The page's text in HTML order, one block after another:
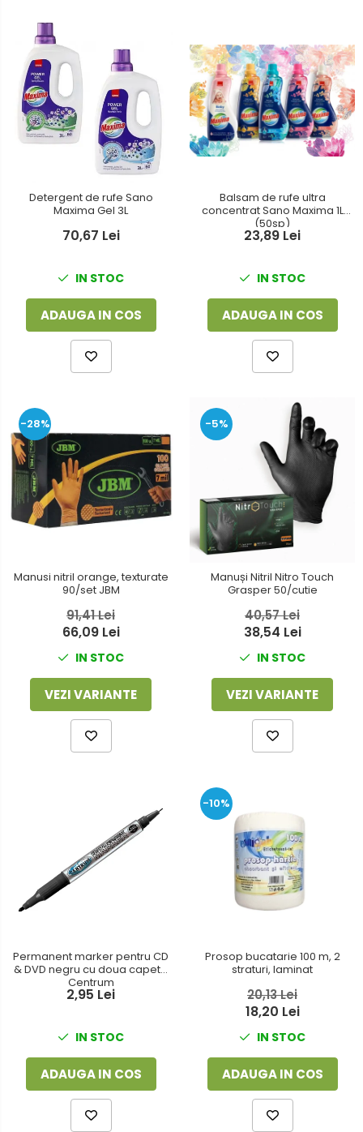
Detergent de rufe Sano
Maxima Gel 3L
70,67 Lei
IN STOC
ADAUGA IN COS
Balsam de rufe ultra
concentrat Sano Maxima 1L
(50sp)
23,89 Lei
IN STOC
ADAUGA IN COS
-28%
Manusi nitril orange, texturate
90/set JBM
91,41 Lei
66,09 Lei
IN STOC
VEZI VARIANTE
-5%
Manuși Nitril Nitro Touch
Grasper 50/cutie
40,57 Lei
38,54 Lei
IN STOC
VEZI VARIANTE
Permanent marker pentru CD
& DVD negru cu doua capete
Centrum
2,95 Lei
IN STOC
ADAUGA IN COS
-10%
Prosop bucatarie 100 m, 2
straturi, laminat
20,13 Lei
18,20 Lei
IN STOC
ADAUGA IN COS